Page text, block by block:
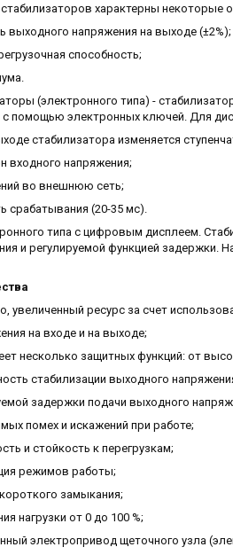
характерны некоторые
напряжения на выходе (±2%);
способность;
(электронного типа) -
помощью электронных ключей. Для
стабилизатора изменяется
напряжения;
во внешнюю сеть;
(20-35 мс).
типа с цифровым дисплеем.
и регулируемой функцией задержки.
ресурс за счет
на входе и на выходе;
несколько защитных функций: от
стабилизации выходного
задержки подачи выходного
помех и искажений при работе;
и стойкость к перегрузкам;
режимов работы;
замыкания;
нагрузки от 0 до 100 %;
электропривод щеточного узла